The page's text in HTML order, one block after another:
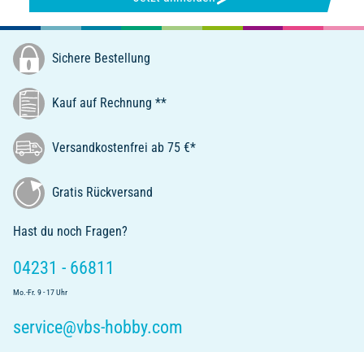
Sichere Bestellung
Kauf auf Rechnung **
Versandkostenfrei ab 75 €*
Gratis Rückversand
Hast du noch Fragen?
04231 - 66811
Mo.-Fr. 9 - 17 Uhr
service@vbs-hobby.com